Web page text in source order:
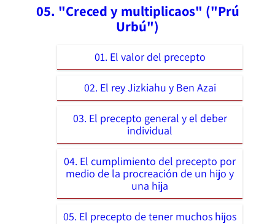
05. "Creced y multiplicaos" ("Prú
Urbú")
01. El valor del precepto
02. El rey Jizkiahu y Ben Azai
03. El precepto general y el deber
individual
04. El cumplimiento del precepto por
medio de la procreación de un hijo y
una hija
05. El precepto de tener muchos hijos